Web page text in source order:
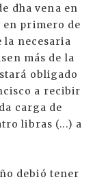
dha vena en
primero de
la necesaria
más de la
obligado
a recibir
carga de
libras (...) a
debió tener